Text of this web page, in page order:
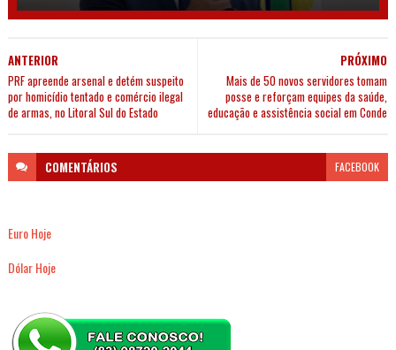
PRÓXIMO
Mais de 50 novos servidores tomam
posse e reforçam equipes da saúde,
educação e assistência social em Conde
ANTERIOR
PRF apreende arsenal e detém suspeito
por homicídio tentado e comércio ilegal
de armas, no Litoral Sul do Estado
COMENTÁRIOS FACEBOOK
Euro Hoje
Dólar Hoje